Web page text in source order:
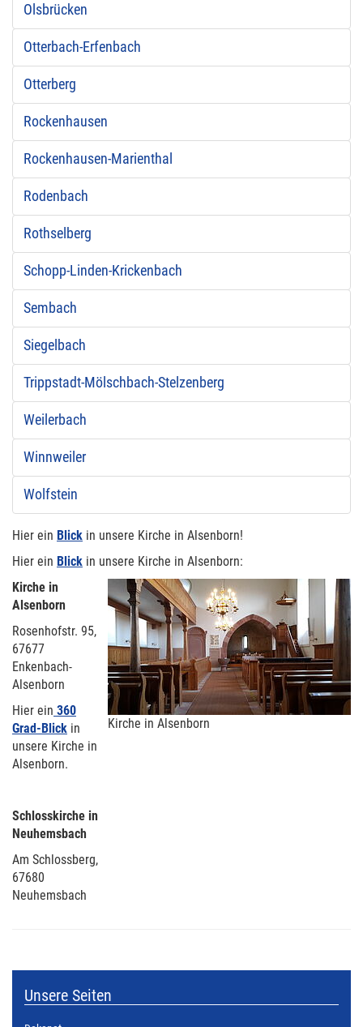
Olsbrücken
Otterbach-Erfenbach
Otterberg
Rockenhausen
Rockenhausen-Marienthal
Rodenbach
Rothselberg
Schopp-Linden-Krickenbach
Sembach
Siegelbach
Trippstadt-Mölschbach-Stelzenberg
Weilerbach
Winnweiler
Wolfstein
Hier ein Blick in unsere Kirche in Alsenborn!
Hier ein Blick in unsere Kirche in Alsenborn:
Kirche in Alsenborn
Kirche in
Alsenborn
Rosenhofstr. 95,
67677
Enkenbach-
Alsenborn
Hier ein 360
Grad-Blick in
unsere Kirche in
Alsenborn.
Schlosskirche in
Neuhemsbach
Am Schlossberg,
67680
Neuhemsbach
Unsere Seiten